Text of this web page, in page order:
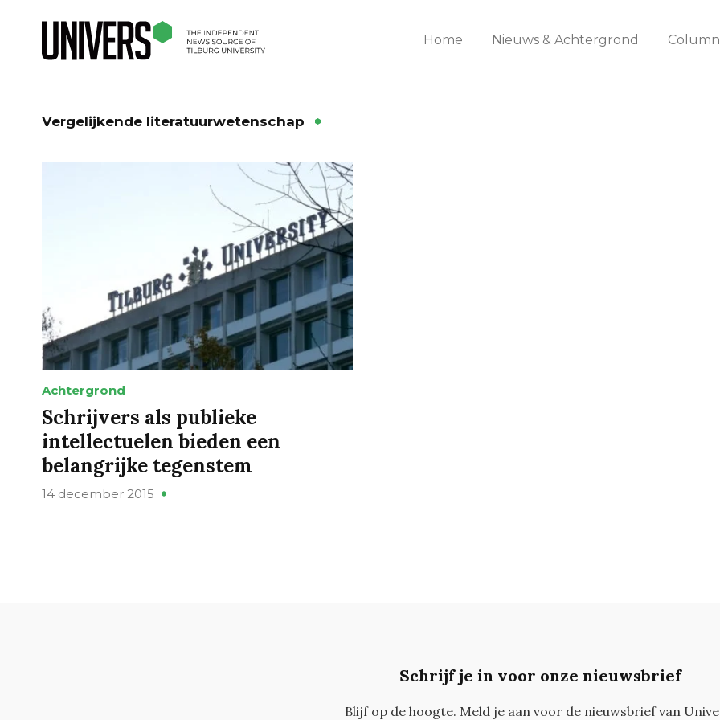
Home Nieuws & Achtergrond
Vergelijkende literatuurwetenschap
Achtergrond
Schrijvers als publieke
intellectuelen bieden een
belangrijke tegenstem
14 december 2015
Schrijf je in voor onze nieuwsbrief
Blijf op de hoogte. Meld je aan voor de nieuwsbrief van